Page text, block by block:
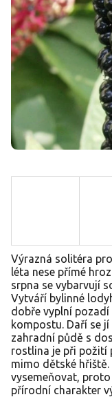
Výrazná solitéra
léta nese přímé
srpna se vybarvují
Vytváří bylinné
dobře vyplní
kompostu. Daří se
zahradní půdě s
rostlina je při požití
mimo dětské
vysemeňovat,
přírodní charakter